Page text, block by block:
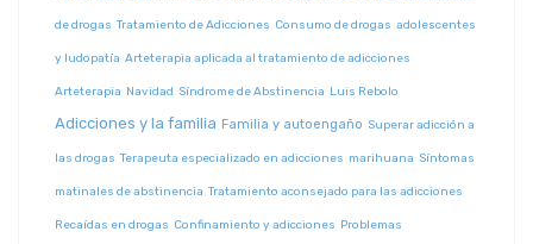
de drogas Tratamiento de Adicciones Consumo de drogas adolescentes
y ludopatía Arteterapia aplicada al tratamiento de adicciones
Arteterapia Navidad Síndrome de Abstinencia Luis Rebolo
Adicciones y la familia Familia y autoengaño Superar adicción a
las drogas Terapeuta especializado en adicciones marihuana Síntomas
matinales de abstinencia Tratamiento aconsejado para las adicciones
Recaídas en drogas Confinamiento y adicciones Problemas